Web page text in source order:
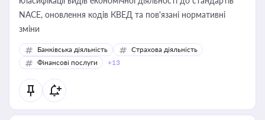
NACE, оновлення кодів КВЕД та пов'язані нормативні
зміни
Банківська діяльність
Страхова діяльність
Фінансові послуги
+13